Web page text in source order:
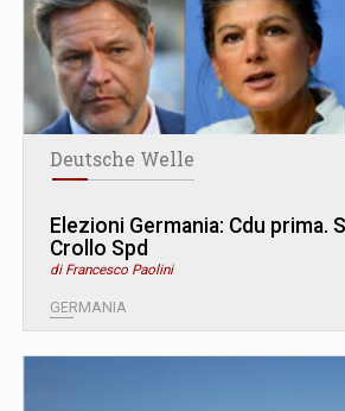
Deutsche Welle
Elezioni Germania: Cdu prima.
Crollo Spd
di Francesco Paolini
GERMANIA